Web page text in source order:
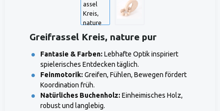
Greifrassel Kreis, nature pur
Fantasie & Farben: Lebhafte Optik inspiriert
spielerisches Entdecken täglich.
Feinmotorik: Greifen, Fühlen, Bewegen fördert
Koordination früh.
Natürliches Buchenholz: Einheimisches Holz,
robust und langlebig.